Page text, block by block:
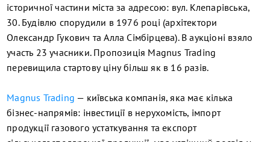
історичної частини міста за адресою: вул. Клепарівська,
30. Будівлю спорудили в 1976 році (архітектори
Олександр Гукович та Алла Сімбірцева). В аукціоні взяло
участь 23 учасники. Пропозиція Magnus Trading
перевищила стартову ціну більш як в 16 разів.
Magnus Trading — київська компанія, яка має кілька
бізнес-напрямів: інвестиції в нерухомість, імпорт
продукції газового устаткування та експорт